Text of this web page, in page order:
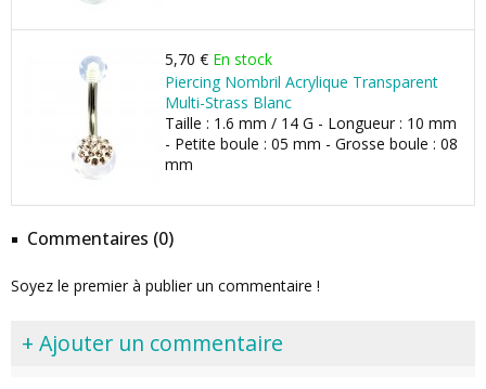
5,70 € En stock
Piercing Nombril Acrylique Transparent
Multi-Strass Blanc
Taille : 1.6 mm / 14 G - Longueur : 10 mm
- Petite boule : 05 mm - Grosse boule : 08
mm
Commentaires (0)
Soyez le premier à publier un commentaire !
+ Ajouter un commentaire